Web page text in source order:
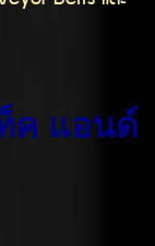
ค แอนด์